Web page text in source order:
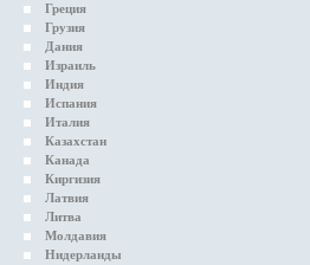
Греция
Грузия
Дания
Израиль
Индия
Испания
Италия
Казахстан
Канада
Киргизия
Латвия
Литва
Молдавия
Нидерланды